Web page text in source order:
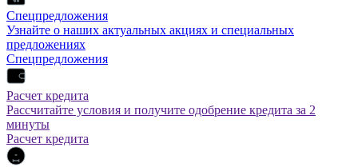
Спецпредложения
Узнайте о наших актуальных акциях и специальных
предложениях
Спецпредложения
Расчет кредита
Рассчитайте условия и получите одобрение кредита за 2
минуты
Расчет кредита